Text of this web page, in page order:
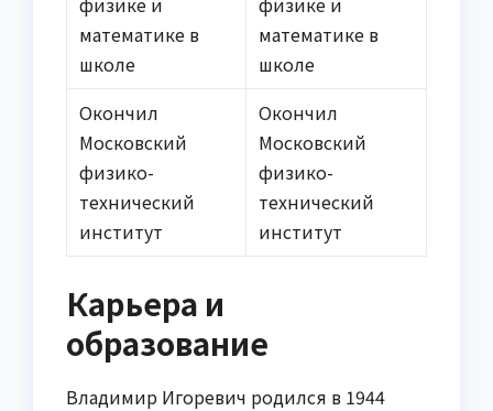
математике в
школе
математике в
школе
Окончил
Московский
физико-
технический
институт
Окончил
Московский
физико-
технический
институт
Карьера и
образование
Владимир Игоревич родился в 1944